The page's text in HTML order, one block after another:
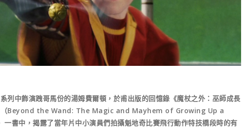
列中飾演跩哥馬份的湯姆費爾頓，於甫出版的回憶錄《魔杖之外：巫師成長
（Beyond the Wand: The Magic and Mayhem of Growing Up a
書中，揭露了當年片中小演員們拍攝魁地奇比賽飛行動作特技橋段時的有